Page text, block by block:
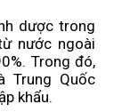
dược trong
nước ngoài
Trong đó,
Trung Quốc
khẩu.